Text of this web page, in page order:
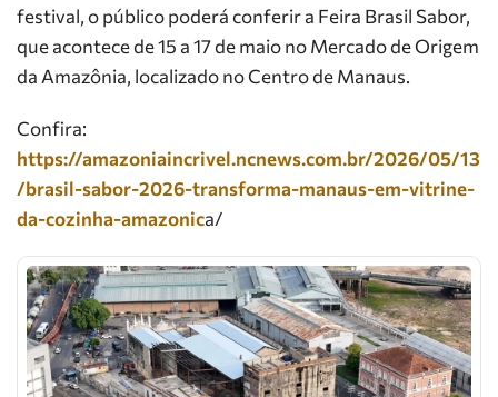
festival, o público poderá conferir a Feira Brasil Sabor,
que acontece de 15 a 17 de maio no Mercado de Origem
da Amazônia, localizado no Centro de Manaus.
Confira:
https://amazoniaincrivel.ncnews.com.br/2026/05/13
/brasil-sabor-2026-transforma-manaus-em-vitrine-
da-cozinha-amazonica/